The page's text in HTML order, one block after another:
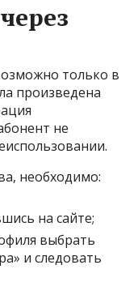
только в
произведена
не
необходимо:
на сайте;
выбрать
и следовать